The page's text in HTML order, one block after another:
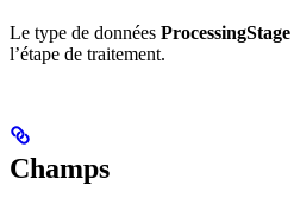
Le type de données ProcessingStage
l’étape de traitement.
Champs